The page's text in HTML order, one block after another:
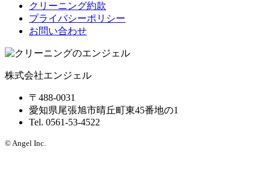
ン
クリーニング約款
プライバシーポリシー
お問い合わせ
株式会社エンジェル
〒488-0031
愛知県尾張旭市晴丘町東45番地の1
Tel. 0561-53-4522
© Angel Inc.